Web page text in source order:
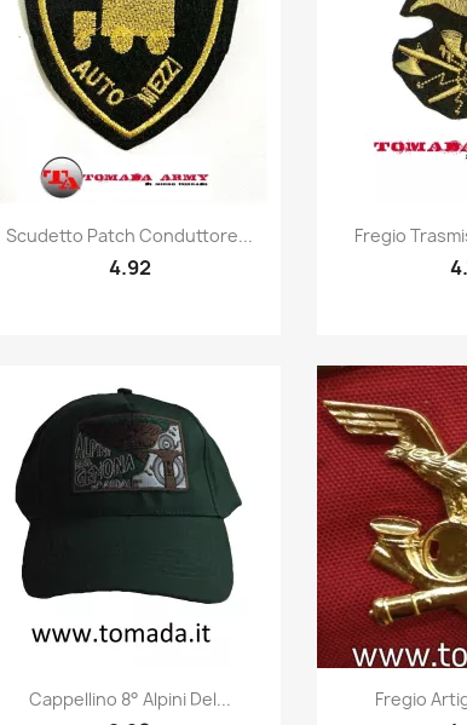
Quick view
Scudetto Patch Conduttore...
4.92

Fregio
Quick view
Cappellino 8° Alpini Del... 
Fregio